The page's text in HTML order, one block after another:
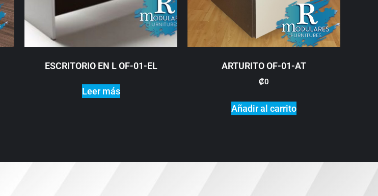
ESCRITORIO EN L OF-01-EL
Leer más
ARTURITO OF-01-AT
₡0
Añadir al carrito